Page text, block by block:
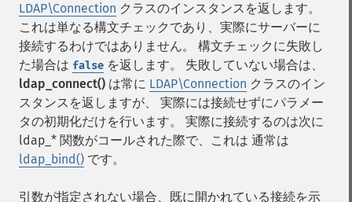
LDAP\Connection クラスのインスタンスを返します。
これは単なる構文チェックであり、実際にサーバーに
接続するわけではありません。 構文チェックに失敗し
た場合は false を返します。 失敗していない場合は、
ldap_connect() は常に LDAP\Connection クラスのイン
スタンスを返しますが、 実際には接続せずにパラメー
タの初期化だけを行います。 実際に接続するのは次に
ldap_* 関数がコールされた際で、これは 通常は
ldap_bind() です。
引数が指定されない場合、既に開かれている接続を示